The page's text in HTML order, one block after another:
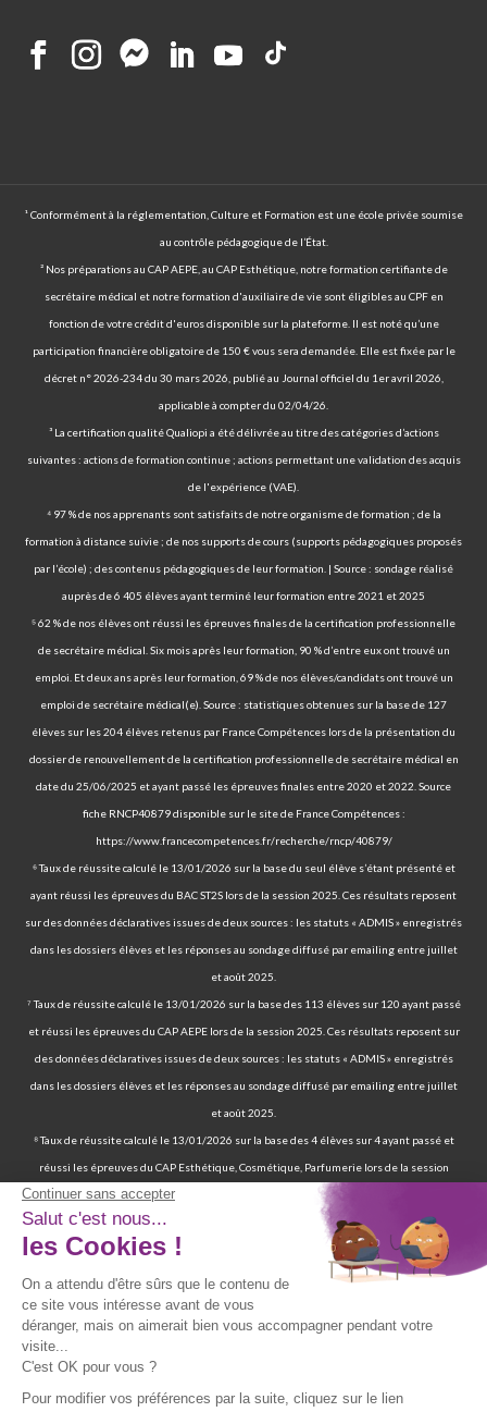
¹ Conformément à la réglementation, Culture et Formation est une école privée soumise
au contrôle pédagogique de l’État.
² Nos préparations au CAP AEPE, au CAP Esthétique, notre formation certifiante de
secrétaire médical et notre formation d'auxiliaire de vie sont éligibles au CPF en
fonction de votre crédit d'euros disponible sur la plateforme. Il est noté qu’une
participation financière obligatoire de 150 € vous sera demandée. Elle est fixée par le
décret n° 2026-234 du 30 mars 2026, publié au Journal officiel du 1er avril 2026,
applicable à compter du 02/04/26.
³ La certification qualité Qualiopi a été délivrée au titre des catégories d’actions
suivantes : actions de formation continue ; actions permettant une validation des acquis
de l'expérience (VAE).
⁴ 97 % de nos apprenants sont satisfaits de notre organisme de formation ; de la
formation à distance suivie ; de nos supports de cours (supports pédagogiques proposés
par l’école) ; des contenus pédagogiques de leur formation. | Source : sondage réalisé
auprès de 6 405 élèves ayant terminé leur formation entre 2021 et 2025
⁵ 62 % de nos élèves ont réussi les épreuves finales de la certification professionnelle
de secrétaire médical. Six mois après leur formation, 90 % d’entre eux ont trouvé un
emploi. Et deux ans après leur formation, 69 % de nos élèves/candidats ont trouvé un
emploi de secrétaire médical(e). Source : statistiques obtenues sur la base de 127
élèves sur les 204 élèves retenus par France Compétences lors de la présentation du
dossier de renouvellement de la certification professionnelle de secrétaire médical en
date du 25/06/2025 et ayant passé les épreuves finales entre 2020 et 2022. Source
fiche RNCP40879 disponible sur le site de France Compétences :
https://www.francecompetences.fr/recherche/rncp/40879/
⁶ Taux de réussite calculé le 13/01/2026 sur la base du seul élève s’étant présenté et
ayant réussi les épreuves du BAC ST2S lors de la session 2025. Ces résultats reposent
sur des données déclaratives issues de deux sources : les statuts « ADMIS » enregistrés
dans les dossiers élèves et les réponses au sondage diffusé par emailing entre juillet
et août 2025.
⁷ Taux de réussite calculé le 13/01/2026 sur la base des 113 élèves sur 120 ayant passé
et réussi les épreuves du CAP AEPE lors de la session 2025. Ces résultats reposent sur
des données déclaratives issues de deux sources : les statuts « ADMIS » enregistrés
dans les dossiers élèves et les réponses au sondage diffusé par emailing entre juillet
et août 2025.
⁸ Taux de réussite calculé le 13/01/2026 sur la base des 4 élèves sur 4 ayant passé et
réussi les épreuves du CAP Esthétique, Cosmétique, Parfumerie lors de la session
2025. Ces résultats reposent sur des données déclaratives issues de deux sources : les
statuts « ADMIS » enregistrés dans les dossiers élèves et les réponses au sondage
diffusé par emailing entre juillet et août 2025.
⁹ 70 % de nos élèves ont d’ailleurs réussi les épreuves finales de la certification
professionnelle d’auxiliaire de vie. | 97 % de nos élèves ont trouvé un emploi six mois
après avoir terminé leur formation certifiante d’auxiliaire de vie. | Deux ans après leur